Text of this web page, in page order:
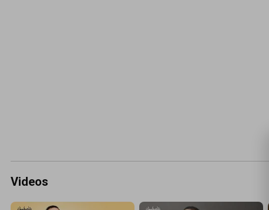
Videos